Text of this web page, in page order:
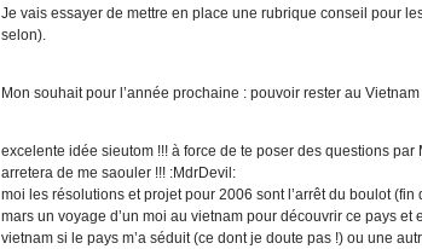
Je vais essayer de mettre en place une rubrique conseil pour
selon).
Mon souhait pour l’année prochaine : pouvoir rester au
excelente idée sieutom !!! à force de te poser des questions par
arretera de me saouler !!! :MdrDevil:
moi les résolutions et projet pour 2006 sont l’arrêt du boulot
mars un voyage d’un moi au vietnam pour découvrir ce pays
vietnam si le pays m’a séduit (ce dont je doute pas !) ou une